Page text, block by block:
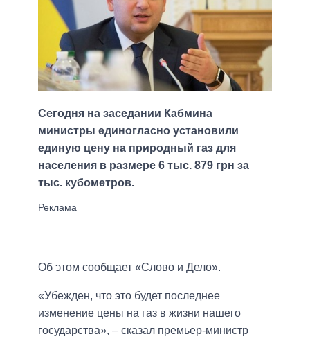
Сегодня на заседании Кабмина
министры единогласно установили
единую цену на природный газ для
населения в размере 6 тыс. 879 грн за
тыс. кубометров.
Об этом сообщает «Слово и Дело».
«Убежден, что это будет последнее
изменение цены на газ в жизни нашего
государства», – сказал премьер-министр